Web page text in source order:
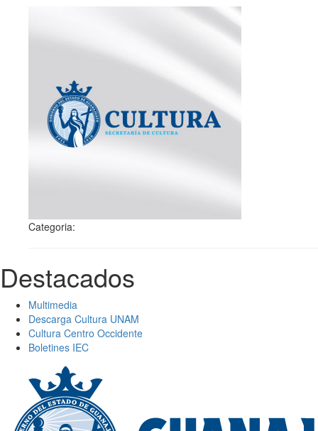
Categoria:
Destacados
Multimedia
Descarga Cultura UNAM
Cultura Centro Occidente
Boletines IEC